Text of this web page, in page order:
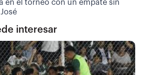
en el torneo con un empate sin
interesar